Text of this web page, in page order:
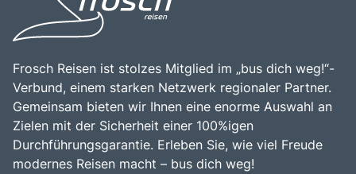
Frosch Reisen ist stolzes Mitglied im „bus dich weg!“-
Verbund, einem starken Netzwerk regionaler Partner.
Gemeinsam bieten wir Ihnen eine enorme Auswahl an
Zielen mit der Sicherheit einer 100%igen
Durchführungsgarantie. Erleben Sie, wie viel Freude
modernes Reisen macht – bus dich weg!